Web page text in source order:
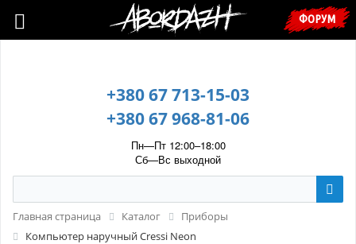
🇺🇦 У зв’язку з воєнним станом, прохання уточнювати ціну та
наявність у менеджера. 🇺🇦
+380 67 713-15-03
+380 67 968-81-06
Пн—Пт 12:00–18:00
Сб—Вс выходной
ФОРУМ
Главная страница Каталог
Приборы
Компьютер наручный Cressi Neon